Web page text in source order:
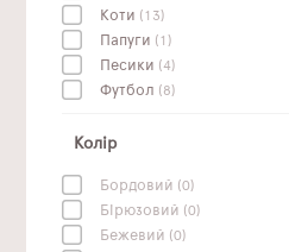
Коти (13)
Папуги (1)
Песики (4)
Футбол (8)
Колір
Бордовий (0)
Бірюзовий (0)
Бежевий (0)